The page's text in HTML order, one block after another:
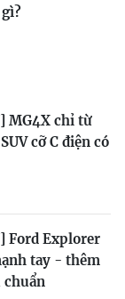
MG4X chỉ từ
cỡ C điện có
Ford Explorer
tay - thêm
chuẩn